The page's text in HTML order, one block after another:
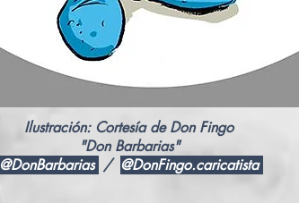
Ilustración: Cortesía de Don Fingo
"Don Barbarias"
@DonBarbarias / @DonFingo.caricatista